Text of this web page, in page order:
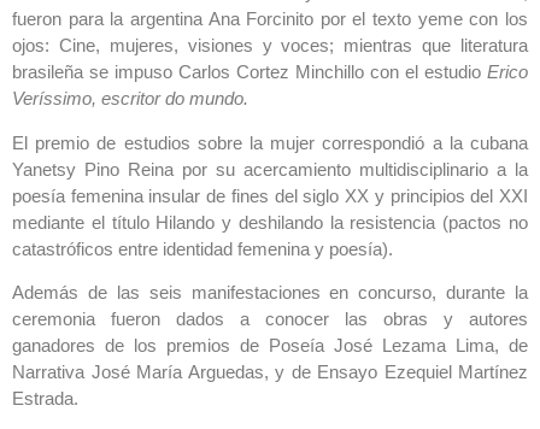
fueron para la argentina Ana Forcinito por el texto yeme con los
ojos: Cine, mujeres, visiones y voces; mientras que literatura
brasileña se impuso Carlos Cortez Minchillo con el estudio Erico
Veríssimo, escritor do mundo.
El premio de estudios sobre la mujer correspondió a la cubana
Yanetsy Pino Reina por su acercamiento multidisciplinario a la
poesía femenina insular de fines del siglo XX y principios del XXI
mediante el título Hilando y deshilando la resistencia (pactos no
catastróficos entre identidad femenina y poesía).
Además de las seis manifestaciones en concurso, durante la
ceremonia fueron dados a conocer las obras y autores
ganadores de los premios de Poseía José Lezama Lima, de
Narrativa José María Arguedas, y de Ensayo Ezequiel Martínez
Estrada.